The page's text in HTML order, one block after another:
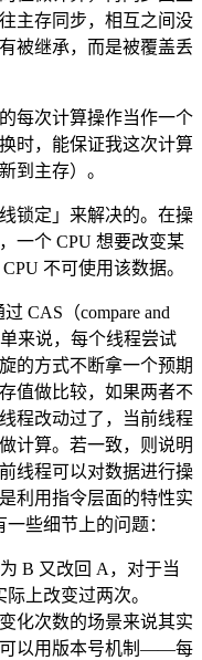
主存同步，相互之间没
被继承，而是被覆盖丢
每次计算操作当作一个
时，能保证我这次计算
到主存）。
锁定」来解决的。在操
一个 CPU 想要改变某
不可使用该数据。
CAS（compare and
来说，每个线程尝试
的方式不断拿一个预期
值做比较，如果两者不
程改动过了，当前线程
计算。若一致，则说明
线程可以对数据进行操
利用指令层面的特性实
些细节上的问题：
B 又改回 A，对于当
上改变过两次。
化次数的场景来说其实
以用版本号机制——每